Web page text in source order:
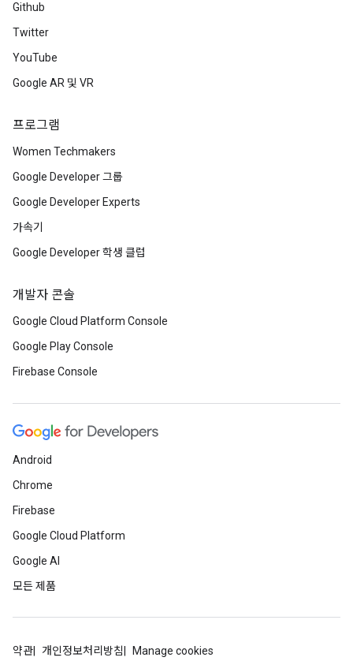
Github
Twitter
YouTube
Google AR 및 VR
프로그램
Women Techmakers
Google Developer 그룹
Google Developer Experts
가속기
Google Developer 학생 클럽
개발자 콘솔
Google Cloud Platform Console
Google Play Console
Firebase Console
Android
Chrome
Firebase
Google Cloud Platform
Google AI
모든 제품
약관 개인정보처리방침 Manage cookies